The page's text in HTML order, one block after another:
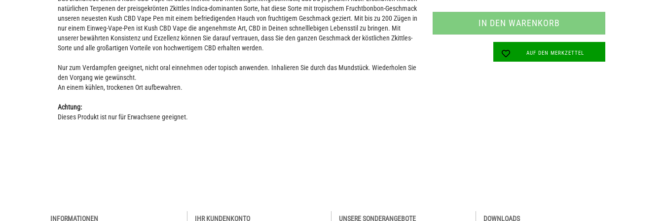
AUF DEN MERKZETTEL
natürlichen Terpenen der preisgekrönten Zkittles Indica-dominanten Sorte, hat diese Sorte mit tropischem Fruchtbonbon-Geschmack
unseren neuesten Kush CBD Vape Pen mit einem befriedigenden Hauch von fruchtigem Geschmack geziert. Mit bis zu 200 Zügen in
nur einem Einweg-Vape-Pen ist Kush CBD Vape die angenehmste Art, CBD in Deinen schnelllebigen Lebensstil zu bringen. Mit
unserer bewährten Konsistenz und Exzellenz können Sie darauf vertrauen, dass Sie den ganzen Geschmack der köstlichen Zkittles-
Sorte und alle großartigen Vorteile von hochwertigem CBD erhalten werden.
Nur zum Verdampfen geeignet, nicht oral einnehmen oder topisch anwenden. Inhalieren Sie durch das Mundstück. Wiederholen Sie
den Vorgang wie gewünscht.
An einem kühlen, trockenen Ort aufbewahren.
Achtung:
Dieses Produkt ist nur für Erwachsene geeignet.
INFORMATIONEN IHR KUNDENKONTO UNSERE SONDERANGEBOTE DOWNLOADS